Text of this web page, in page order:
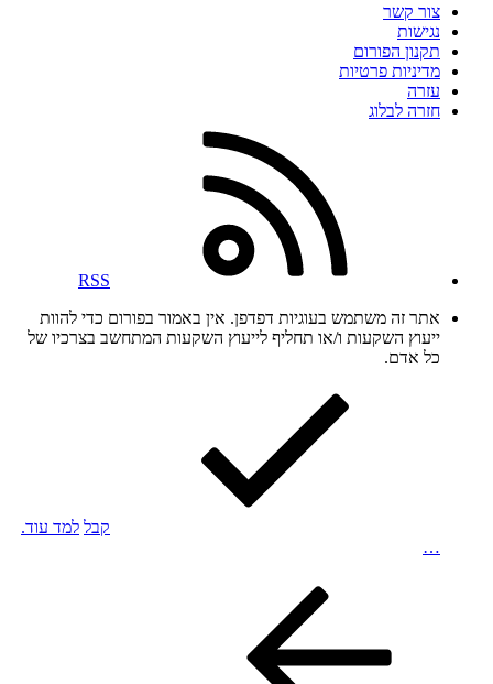
צור קשר
נגישות
תקנון הפורום
מדיניות פרטיות
עזרה
חזרה לבלוג
RSS
אתר זה משתמש בעוגיות דפדפן. אין באמור בפורום כדי להוות
ייעוץ השקעות ו/או תחליף לייעוץ השקעות המתחשב בצרכיו של
כל אדם.
קבל למד עוד.
…